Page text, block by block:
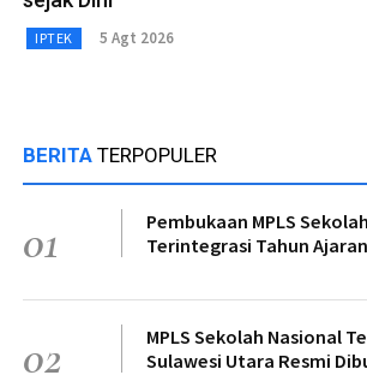
IPTEK 5 Agt 2026
BERITA TERPOPULER
01
Pembukaan MPLS
Terintegrasi Tahun
02
MPLS Sekolah Nasional
Sulawesi Utara Resmi